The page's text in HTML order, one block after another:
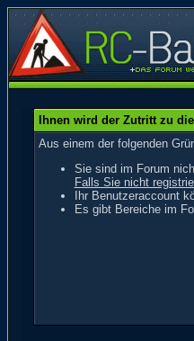
Ihnen wird der Zutritt zu
Aus einem der folgenden
Sie sind im Forum
Falls Sie nicht
Ihr Benutzeraccount
Es gibt Bereiche im